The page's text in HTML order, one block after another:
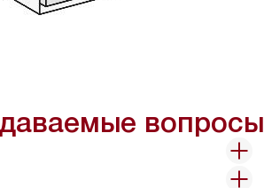
вопросы